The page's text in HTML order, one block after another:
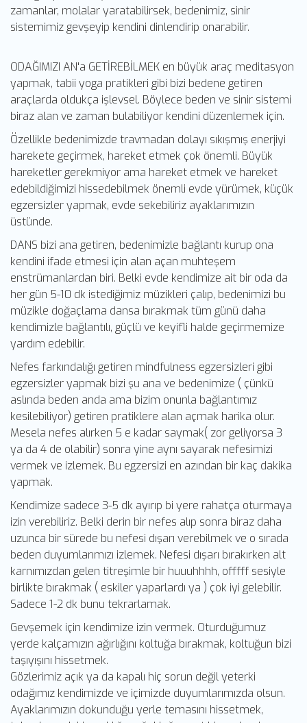
zamanlar, molalar yaratabilirsek, bedenimiz, sinir
sistemimiz gevşeyip kendini dinlendirip onarabilir.
ODAĞIMIZI AN'a GETİREBİLMEK en büyük araç meditasyon
yapmak, tabii yoga pratikleri gibi bizi bedene getiren
araçlarda oldukça işlevsel. Böylece beden ve sinir sistemi
biraz alan ve zaman bulabiliyor kendini düzenlemek için.
Özellikle bedenimizde travmadan dolayı sıkışmış enerjiyi
harekete geçirmek, hareket etmek çok önemli. Büyük
hareketler gerekmiyor ama hareket etmek ve hareket
edebildiğimizi hissedebilmek önemli evde yürümek, küçük
egzersizler yapmak, evde sekebiliriz ayaklarımızın
üstünde.
DANS bizi ana getiren, bedenimizle bağlantı kurup ona
kendini ifade etmesi için alan açan muhteşem
enstrümanlardan biri. Belki evde kendimize ait bir oda da
her gün 5-10 dk istediğimiz müzikleri çalıp, bedenimizi bu
müzikle doğaçlama dansa bırakmak tüm günü daha
kendimizle bağlantılı, güçlü ve keyifli halde geçirmemize
yardım edebilir.
Nefes farkındalığı getiren mindfulness egzersizleri gibi
egzersizler yapmak bizi şu ana ve bedenimize ( çünkü
aslında beden anda ama bizim onunla bağlantımız
kesilebiliyor) getiren pratiklere alan açmak harika olur.
Mesela nefes alırken 5 e kadar saymak( zor geliyorsa 3
ya da 4 de olabilir) sonra yine aynı sayarak nefesimizi
vermek ve izlemek. Bu egzersizi en azından bir kaç dakika
yapmak.
Kendimize sadece 3-5 dk ayırıp bi yere rahatça oturmaya
izin verebiliriz. Belki derin bir nefes alıp sonra biraz daha
uzunca bir sürede bu nefesi dışarı verebilmek ve o sırada
beden duyumlarımızı izlemek. Nefesi dışarı bırakırken alt
karnımızdan gelen titreşimle bir huuuhhhh, offfff sesiyle
birlikte bırakmak ( eskiler yaparlardı ya ) çok iyi gelebilir.
Sadece 1-2 dk bunu tekrarlamak.
Gevşemek için kendimize izin vermek. Oturduğumuz
yerde kalçamızın ağırlığını koltuğa bırakmak, koltuğun bizi
taşıyışını hissetmek.
Gözlerimiz açık ya da kapalı hiç sorun değil yeterki
odağımız kendimizde ve içimizde duyumlarımızda olsun.
Ayaklarımızın dokunduğu yerle temasını hissetmek,